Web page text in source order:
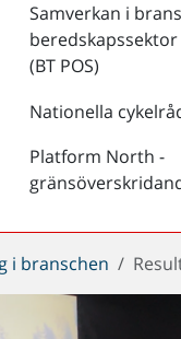
Samverkan i
(BT POS)
Nationella
Platform North -
i branschen